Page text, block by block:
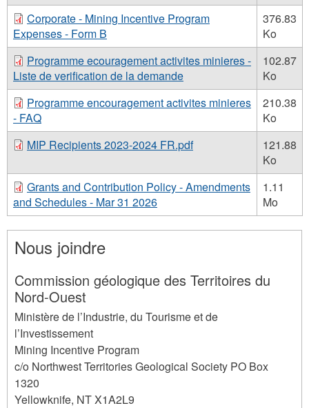
Corporate - Mining Incentive Program
Expenses - Form B
376.83
Ko
Programme ecouragement activites minieres -
Liste de verification de la demande
102.87
Ko
Programme encouragement activites minieres
- FAQ
210.38
Ko
MIP Recipients 2023-2024 FR.pdf
121.88
Ko
Grants and Contribution Policy - Amendments
and Schedules - Mar 31 2026
1.11
Mo
Nous joindre
Commission géologique des Territoires du
Nord-Ouest
Ministère de l’Industrie, du Tourisme et de
l’Investissement
Mining Incentive Program
c/o Northwest Territories Geological Society PO Box
1320
Yellowknife, NTX1A2L9